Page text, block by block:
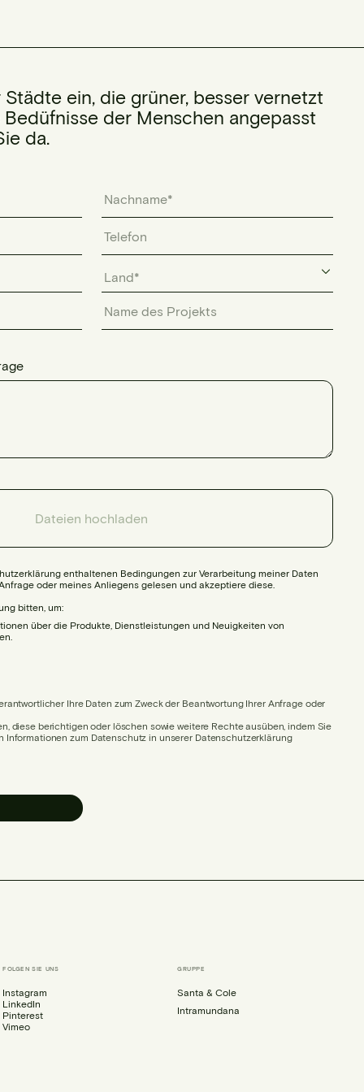
ein, die grüner, besser vernetzt
der Menschen angepasst
da.
Land*
Dateien hochladen
enthaltenen Bedingungen zur Verarbeitung meiner Daten
oder meines Anliegens gelesen und akzeptiere diese.
bitten, um:
über die Produkte, Dienstleistungen und Neuigkeiten von
Ihre Daten zum Zweck der Beantwortung Ihrer Anfrage oder
diese berichtigen oder löschen sowie weitere Rechte ausüben, indem Sie
zum Datenschutz in unserer Datenschutzerklärung
FOLGEN SIE UNS
Instagram
LinkedIn
Pinterest
Vimeo
GRUPPE
Santa & Cole
Intramundana